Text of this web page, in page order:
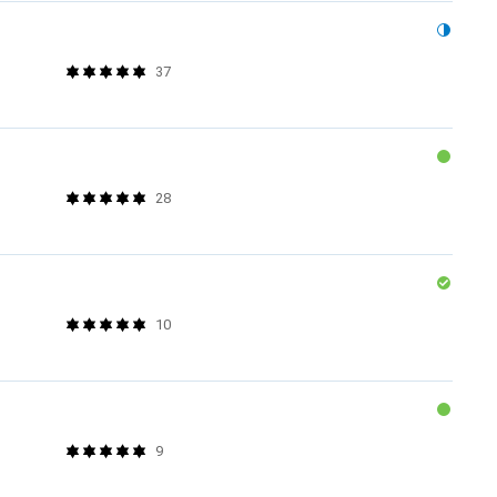
37
28
10
9